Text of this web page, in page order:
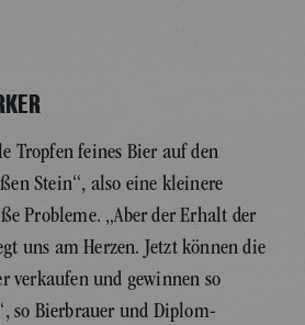
Tropfen feines Bier auf den
Stein“, also eine kleinere
Probleme. „Aber der Erhalt der
uns am Herzen. Jetzt können die
verkaufen und gewinnen so
so Bierbrauer und Diplom-